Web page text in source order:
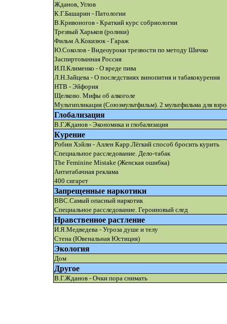
Жданов, Углов
К.Г.Башарин - Патологии
В.Кривоногов - Краткий курс собриологии
Трезвый Харьков (ролики)
Фильм А.Кокизюк - Гараж
Ю.Соколов - Видеоуроки трезвости по методу Шичко
Заспиртованная Россия
И.П.Клименко - О вреде пива
Л.Н.Зайцева - О последствиях винопития и табакокурения
НТВ - Эйфория
Щелково. Мифы об алкоголе
Мультипликация (Союзмультфильм). 2 мультфильма для
Глобализация
В.Г.Жданов - Экономика и глобализация
Курение
Робин Хэйли - Аллен Карр.Лёгкий способ бросить курить
Специальное расследование. Дело-табак
The Feminine Mistake (Женская ошибка)
Антитабачная реклама
400 сигарет
Запрещенные наркотики
BBC.Самый опасный наркотик
Специальное расследование. Героиновый след
Нравственное растление
И.Я.Медведева - Угроза душе и телу
Стена (Ювенальная Юстиция)
Экология
Дом
Другое
В.Г.Жданов - Очки пора снимать